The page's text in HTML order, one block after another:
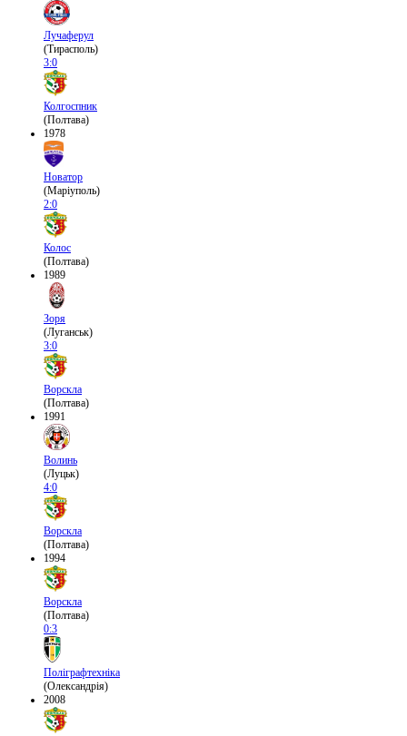
Лучаферул
(Тирасполь)
3:0
Колгоспник
(Полтава)
1978
Новатор
(Маріуполь)
2:0
Колос
(Полтава)
1989
Зоря
(Луганськ)
3:0
Ворскла
(Полтава)
1991
Волинь
(Луцьк)
4:0
Ворскла
(Полтава)
1994
Ворскла
(Полтава)
0:3
Поліграфтехніка
(Олександрія)
2008